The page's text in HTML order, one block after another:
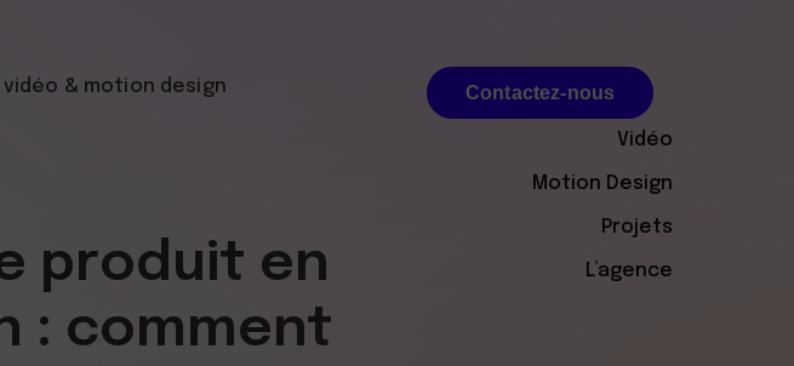
Contactez-nous
Vidéo
Motion Design
Projets
L’agence
& motion design
produit en
: comment